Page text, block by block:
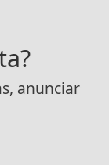
anunciar